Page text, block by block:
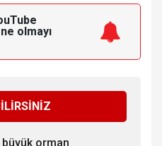
olmayı
orman